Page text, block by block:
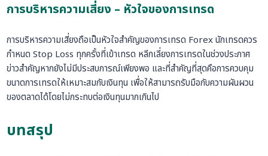
การบริหารความเสี่ยง – หัวใจของการเทรด
การบริหารความเสี่ยงถือเป็นหัวใจสำคัญของการเทรด Forex นักเทรดควร
กำหนด Stop Loss ทุกครั้งที่เข้าเทรด หลีกเลี่ยงการเทรดในช่วงประกาศ
ข่าวสำคัญหากยังไม่มีประสบการณ์เพียงพอ และที่สำคัญที่สุดคือการควบคุม
ขนาดการเทรดให้เหมาะสมกับเงินทุน เพื่อให้สามารถรับมือกับความผันผวน
ของตลาดได้โดยไม่กระทบต่อเงินทุนมากเกินไป
บทสรุป